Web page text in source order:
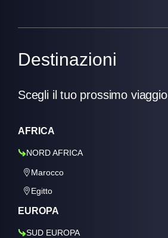
Destinazioni
Scegli il tuo prossimo viaggio
AFRICA
NORD AFRICA
Marocco
Egitto
EUROPA
SUD EUROPA